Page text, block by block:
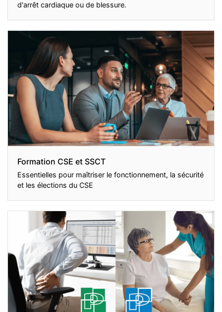
d'arrêt cardiaque ou de blessure.
Formation CSE et SSCT
Essentielles pour maîtriser le fonctionnement, la sécurité
et les élections du CSE